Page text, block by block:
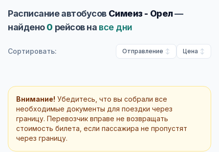
Расписание автобусов Симеиз - Орел—
найдено0 рейсов на все дни
Сортировать: Отправление Цена
Внимание! Убедитесь, что вы собрали все
необходимые документы для поездки через
границу. Перевозчик вправе не возвращать
стоимость билета, если пассажира не пропустят
через границу.